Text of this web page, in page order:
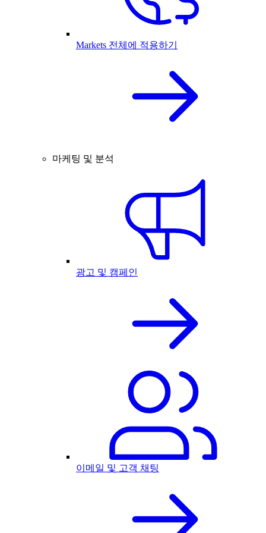
Markets 전체에 적용하기
마케팅 및 분석
광고 및 캠페인
이메일 및 고객 채팅